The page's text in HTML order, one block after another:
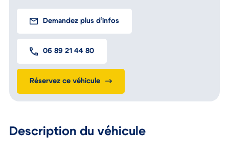
Description du véhicule
Demandez plus d’infos
06 89 21 44 80
Réservez ce véhicule